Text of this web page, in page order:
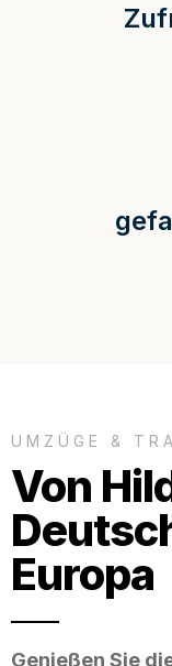
UMZÜGE &
Von
Europa
Genießen Sie